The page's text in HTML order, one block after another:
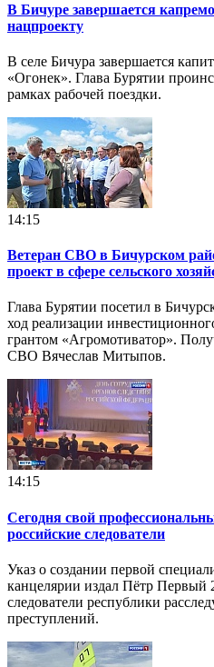
В Бичуре завершается
нацпроекту
В селе Бичура завершается
«Огонек». Глава Бурятии
рамках рабочей поездки.
14:15
Ветеран СВО в Бичурском
проект в сфере сельского
Глава Бурятии посетил в
ход реализации
грантом «Агромотиватор».
СВО Вячеслав Митыпов.
14:15
Сегодня свой
российские следователи
Указ о создании первой
канцелярии издал Пётр Первый
следователи республики
преступлений.